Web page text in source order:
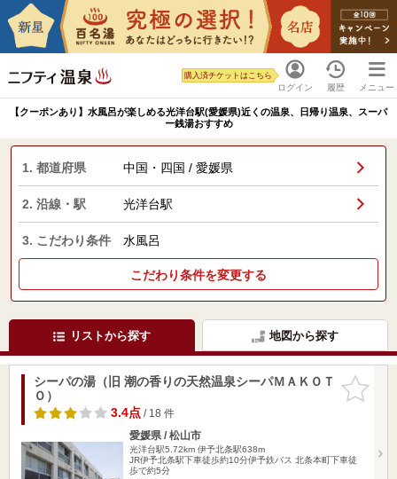
ログイン
購入済チケットはこちら
履歴 メニュー
【クーポンあり】水風呂が楽しめる光洋台駅(愛媛県)近くの温泉、日帰り温泉、スーパ
ー銭湯おすすめ
1. 都道府県 中国・四国 / 愛媛県
2. 沿線・駅 光洋台駅
3. こだわり条件 水風呂
こだわり条件を変更する
リストから探す 地図から探す
お気に入
りに追加
シーパの湯（旧 潮の香りの天然温泉シーパＭＡＫＯＴ
Ｏ）
3.4点/ 18 件
愛媛県 / 松山市
光洋台駅5.72km 伊予北条駅638m
JR伊予北条駅下車徒歩約10分伊予鉄バス 北条本町下車徒
歩で約5分